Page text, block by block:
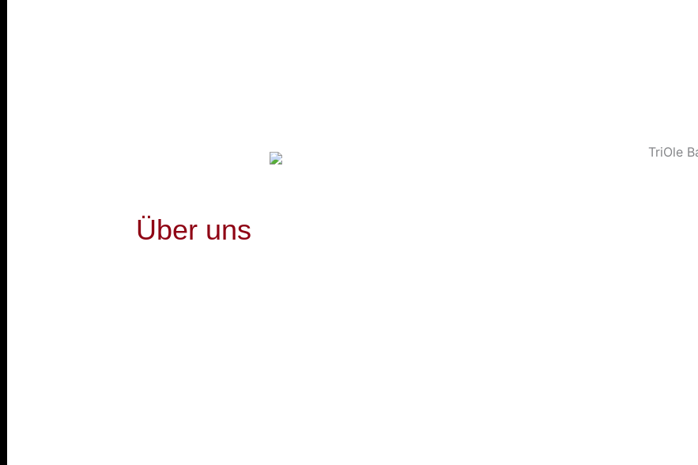
Über uns